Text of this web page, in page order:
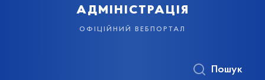
адміністрація
офіційний вебпортал
Пошук